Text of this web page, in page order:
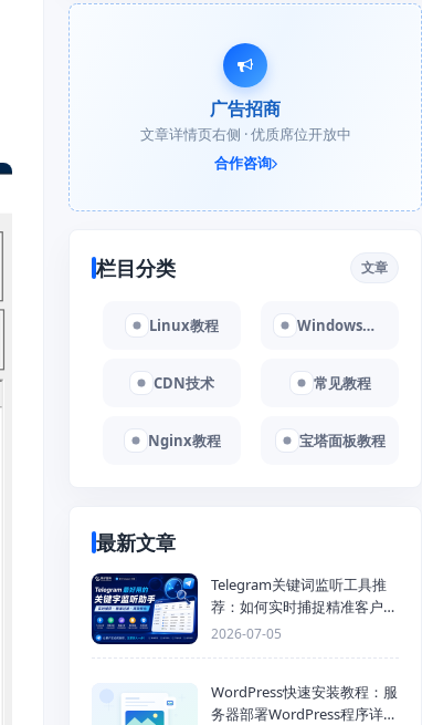
广告招商
文章详情页右侧 · 优质席位开放中
合作咨询
栏目分类 文章
Linux教程 Windows教程
CDN技术 常见教程
Nginx教程 宝塔面板教程
最新文章
Telegram关键词监听工具推
荐：如何实时捕捉精准客户，
提高获客效率？
2026-07-05
WordPress快速安装教程：服
务器部署WordPress程序详细